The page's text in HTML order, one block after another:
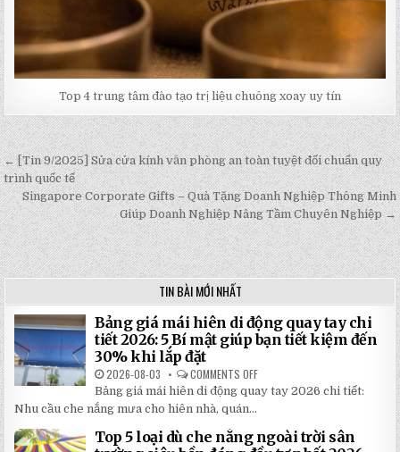
Top 4 trung tâm đào tạo trị liệu chuông xoay uy tín
Post
navigation
← [Tin 9/2025] Sửa cửa kính văn phòng an toàn tuyệt đối chuẩn quy
trình quốc tế
Singapore Corporate Gifts – Quà Tặng Doanh Nghiệp Thông Minh
Giúp Doanh Nghiệp Nâng Tầm Chuyên Nghiệp →
TIN BÀI MỚI NHẤT
Bảng giá mái hiên di động quay tay chi
tiết 2026: 5 Bí mật giúp bạn tiết kiệm đến
30% khi lắp đặt
2026-08-03 COMMENTS OFF
BẢNG
GIÁ
ĐỘNG
QUAY
Bảng giá mái hiên di động quay tay 2026 chi tiết:
Nhu cầu che nắng mưa cho hiên nhà, quán...
Top 5 loại dù che nắng ngoài trời sân